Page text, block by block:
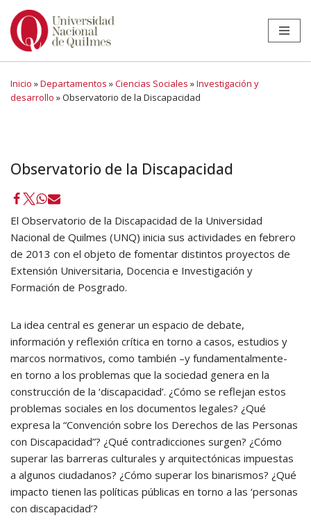
Ir
Inicio »Departamentos »Ciencias Sociales »Investigación y
desarrollo »Observatorio de la Discapacidad
Observatorio de la Discapacidad
El Observatorio de la Discapacidad de la Universidad
Nacional de Quilmes (UNQ) inicia sus actividades en febrero
de 2013 con el objeto de fomentar distintos proyectos de
Extensión Universitaria, Docencia e Investigación y
Formación de Posgrado.
La idea central es generar un espacio de debate,
información y reflexión crítica en torno a casos, estudios y
marcos normativos, como también –y fundamentalmente-
en torno a los problemas que la sociedad genera en la
construcción de la ‘discapacidad’. ¿Cómo se reflejan estos
problemas sociales en los documentos legales? ¿Qué
expresa la “Convención sobre los Derechos de las Personas
con Discapacidad”? ¿Qué contradicciones surgen? ¿Cómo
superar las barreras culturales y arquitectónicas impuestas
a algunos ciudadanos? ¿Cómo superar los binarismos? ¿Qué
impacto tienen las políticas públicas en torno a las ‘personas
con discapacidad’?